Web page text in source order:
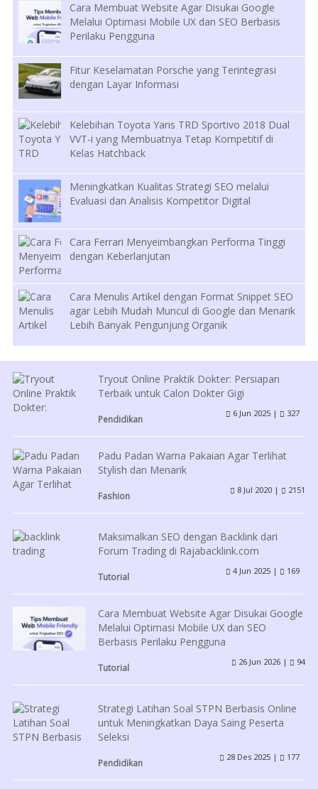
Cara Membuat Website Agar Disukai Google
Melalui Optimasi Mobile UX dan SEO Berbasis
Perilaku Pengguna
Fitur Keselamatan Porsche yang Terintegrasi
dengan Layar Informasi
Kelebihan Toyota Yaris TRD Sportivo 2018 Dual
VVT-i yang Membuatnya Tetap Kompetitif di
Kelas Hatchback
Meningkatkan Kualitas Strategi SEO melalui
Evaluasi dan Analisis Kompetitor Digital
Cara Ferrari Menyeimbangkan Performa Tinggi
dengan Keberlanjutan
Cara Menulis Artikel dengan Format Snippet SEO
agar Lebih Mudah Muncul di Google dan Menarik
Lebih Banyak Pengunjung Organik
Tryout Online Praktik Dokter: Persiapan
Terbaik untuk Calon Dokter Gigi
Pendidikan
6 Jun 2025 | 327
Padu Padan Warna Pakaian Agar Terlihat
Stylish dan Menarik
Fashion
8 Jul 2020 | 2151
Maksimalkan SEO dengan Backlink dari
Forum Trading di Rajabacklink.com
Tutorial
4 Jun 2025 | 169
Cara Membuat Website Agar Disukai Google
Melalui Optimasi Mobile UX dan SEO
Berbasis Perilaku Pengguna
Tutorial
26 Jun 2026 | 94
Strategi Latihan Soal STPN Berbasis Online
untuk Meningkatkan Daya Saing Peserta
Seleksi
Pendidikan
28 Des 2025 | 177